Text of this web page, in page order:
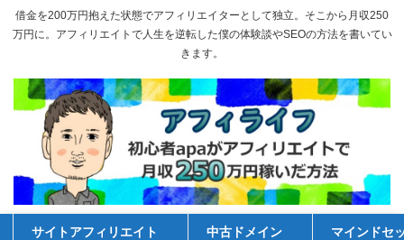
借金を200万円抱えた状態でアフィリエイターとして独立。そこから月収250
万円に。アフィリエイトで人生を逆転した僕の体験談やSEOの方法を書いてい
きます。
サイトアフィリエイト 中古ドメイン マインドセ